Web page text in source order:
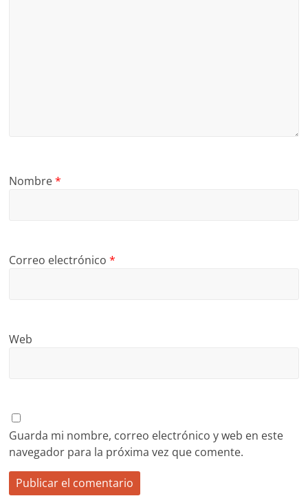
Nombre*
Correo electrónico*
Web
Guarda mi nombre, correo electrónico y web en este
navegador para la próxima vez que comente.